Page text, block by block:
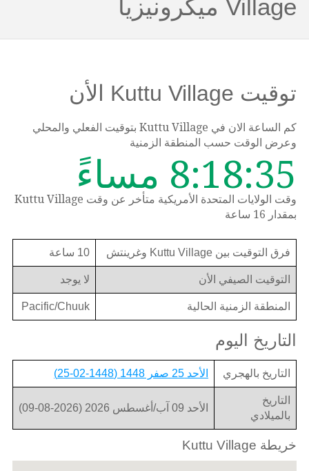
Village ميكرونيزيا
توقيت Kuttu Village الأن
كم الساعة الان في Kuttu Village بتوقيت الفعلي والمحلي
وعرض الوقت حسب المنطقة الزمنية
8:18:35 مساءً
وقت الولايات المتحدة الأمريكية متأخر عن وقت Kuttu Village
بمقدار 16 ساعة
فرق التوقيت بين Kuttu Village وغرينتش 10 ساعة
التوقيت الصيفي الأن لا يوجد
المنطقة الزمنية الحالية Pacific/Chuuk
التاريخ اليوم
التاريخ بالهجري الأحد 25 صفر 1448 (1448-02-25)
التاريخ
بالميلادي
الأحد 09 آب/أغسطس 2026 (2026-08-09)
خريطة Kuttu Village